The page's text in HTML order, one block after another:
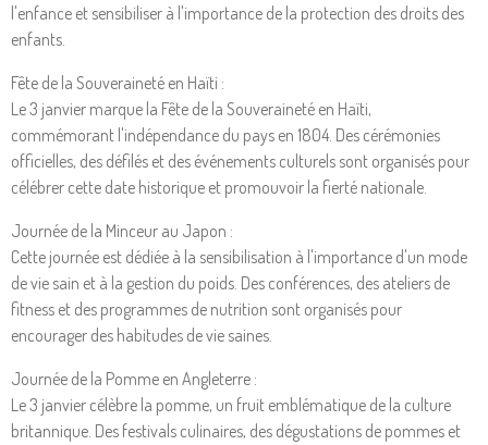
l'enfance et sensibiliser à l'importance de la protection des droits des
enfants.
Fête de la Souveraineté en Haïti :
Le 3 janvier marque la Fête de la Souveraineté en Haïti,
commémorant l'indépendance du pays en 1804. Des cérémonies
officielles, des défilés et des événements culturels sont organisés pour
célébrer cette date historique et promouvoir la fierté nationale.
Journée de la Minceur au Japon :
Cette journée est dédiée à la sensibilisation à l'importance d'un mode
de vie sain et à la gestion du poids. Des conférences, des ateliers de
fitness et des programmes de nutrition sont organisés pour
encourager des habitudes de vie saines.
Journée de la Pomme en Angleterre :
Le 3 janvier célèbre la pomme, un fruit emblématique de la culture
britannique. Des festivals culinaires, des dégustations de pommes et